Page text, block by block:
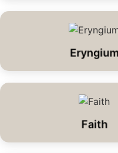
Eryngium
Faith